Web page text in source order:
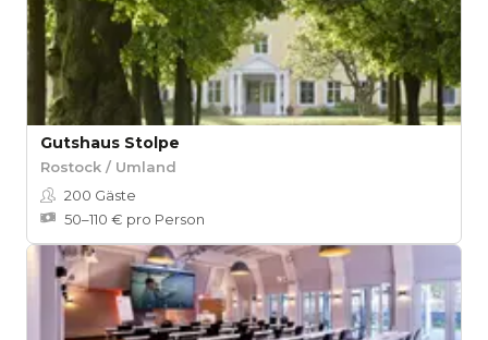
Gutshaus Stolpe
Rostock / Umland
200 Gäste
50–110 € pro Person